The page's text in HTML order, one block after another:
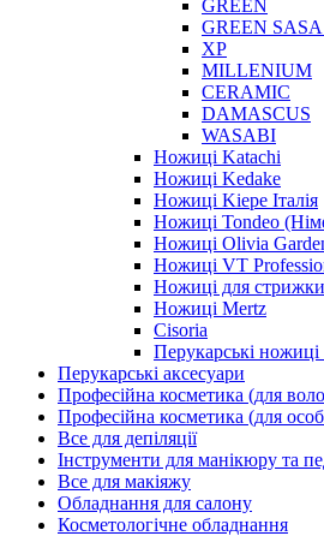
GREEN
GREEN
XP
MILLENIUM
CERAMIC
DAMASCUS
WASABI
Ножиці Katachi
Ножиці Kedake
Ножиці Kiepe Італія
Ножиці Tondeo
Ножиці Olivia
Ножиці VT
Ножиці для
Ножиці Mertz
Cisoria
Перукарські
Перукарські аксесуари
Професійна косметика (для
Професійна косметика (для
Все для депіляції
Інструменти для манікюру та
Все для макіяжу
Обладнання для салону
Косметологічне обладнання